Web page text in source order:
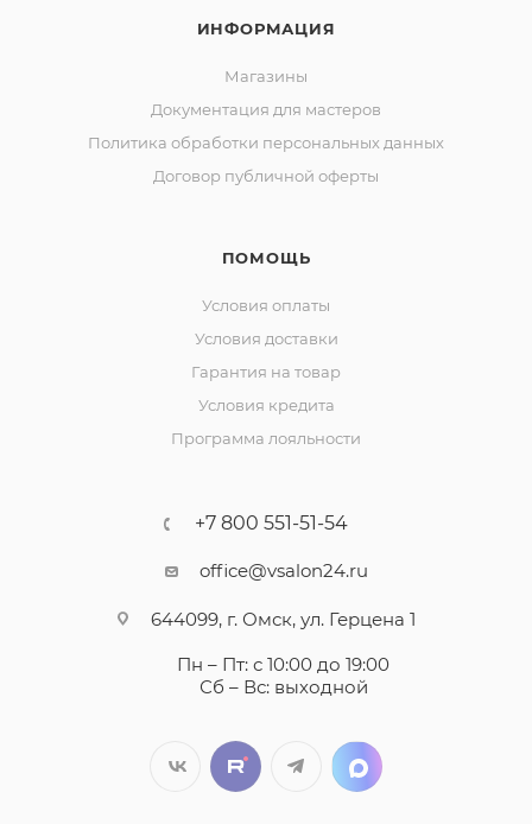
ИНФОРМАЦИЯ
Магазины
Документация для мастеров
Политика обработки персональных данных
Договор публичной оферты
ПОМОЩЬ
Условия оплаты
Условия доставки
Гарантия на товар
Условия кредита
Программа лояльности
+7 800 551-51-54
office@vsalon24.ru
644099, г. Омск, ул. Герцена 1
Пн – Пт: с 10:00 до 19:00
Сб – Вс: выходной